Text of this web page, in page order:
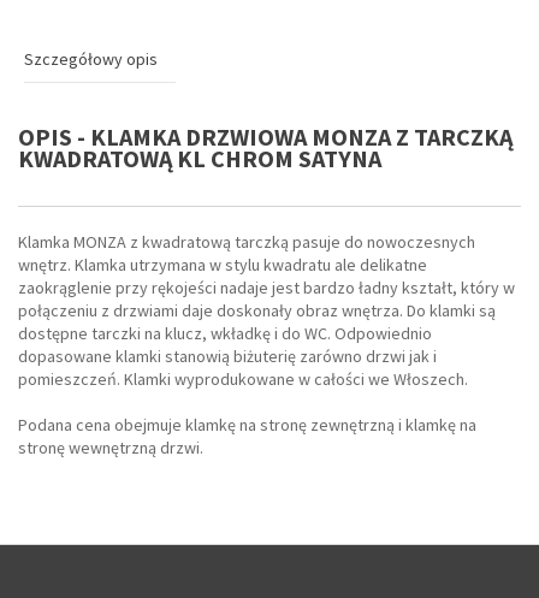
Szczegółowy opis
OPIS - KLAMKA DRZWIOWA MONZA Z TARCZKĄ
KWADRATOWĄ KL CHROM SATYNA
Klamka MONZA z kwadratową tarczką pasuje do nowoczesnych
wnętrz. Klamka utrzymana w stylu kwadratu ale delikatne
zaokrąglenie przy rękojeści nadaje jest bardzo ładny kształt, który w
połączeniu z drzwiami daje doskonały obraz wnętrza. Do klamki są
dostępne tarczki na klucz, wkładkę i do WC. Odpowiednio
dopasowane klamki stanowią biżuterię zarówno drzwi jak i
pomieszczeń. Klamki wyprodukowane w całości we Włoszech.
Podana cena obejmuje klamkę na stronę zewnętrzną i klamkę na
stronę wewnętrzną drzwi.